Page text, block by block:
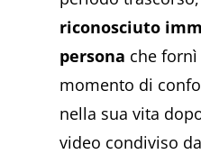
riconosciuto
persona che
momento di
nella sua vita
video condiviso